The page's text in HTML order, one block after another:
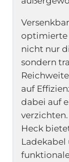
optimierte
nicht nur
sondern
auf
dabei auf
Heck
Ladekabel